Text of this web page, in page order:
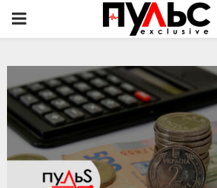
PRIMARY